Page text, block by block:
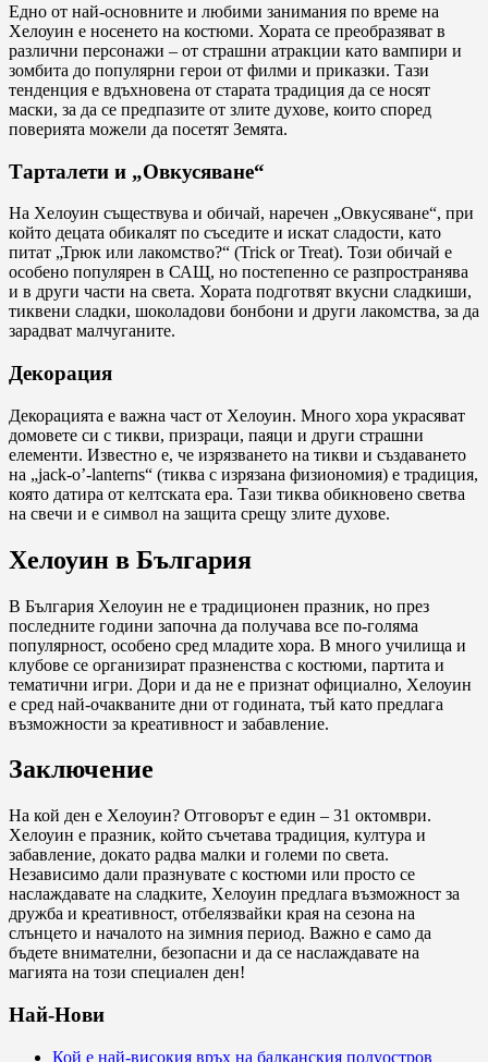
Едно от най-основните и любими занимания по време на
Хелоуин е носенето на костюми. Хората се преобразяват в
различни персонажи – от страшни атракции като вампири и
зомбита до популярни герои от филми и приказки. Тази
тенденция е вдъхновена от старата традиция да се носят
маски, за да се предпазите от злите духове, които според
поверията можели да посетят Земята.
Тарталети и „Овкусяване“
На Хелоуин съществува и обичай, наречен „Овкусяване“, при
който децата обикалят по съседите и искат сладости, като
питат „Трюк или лакомство?“ (Trick or Treat). Този обичай е
особено популярен в САЩ, но постепенно се разпространява
и в други части на света. Хората подготвят вкусни сладкиши,
тиквени сладки, шоколадови бонбони и други лакомства, за да
зарадват малчуганите.
Декорация
Декорацията е важна част от Хелоуин. Много хора украсяват
домовете си с тикви, призраци, паяци и други страшни
елементи. Известно е, че изрязването на тикви и създаването
на „jack-o’-lanterns“ (тиква с изрязана физиономия) е традиция,
която датира от келтската ера. Тази тиква обикновено светва
на свечи и е символ на защита срещу злите духове.
Хелоуин в България
В България Хелоуин не е традиционен празник, но през
последните години започна да получава все по-голяма
популярност, особено сред младите хора. В много училища и
клубове се организират празненства с костюми, партита и
тематични игри. Дори и да не е признат официално, Хелоуин
е сред най-очакваните дни от годината, тъй като предлага
възможности за креативност и забавление.
Заключение
На кой ден е Хелоуин? Отговорът е един – 31 октомври.
Хелоуин е празник, който съчетава традиция, култура и
забавление, докато радва малки и големи по света.
Независимо дали празнувате с костюми или просто се
наслаждавате на сладките, Хелоуин предлага възможност за
дружба и креативност, отбелязвайки края на сезона на
слънцето и началото на зимния период. Важно е само да
бъдете внимателни, безопасни и да се наслаждавате на
магията на този специален ден!
Най-Нови
Кой е най-високия връх на балканския полуостров